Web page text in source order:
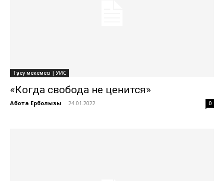
Түзеу мекемесі | УИС
«Когда свобода не ценится»
Ақбота Ерболқызы - 24.01.2022 0